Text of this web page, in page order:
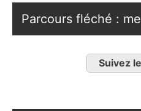
Parcours fléché :
Suivez